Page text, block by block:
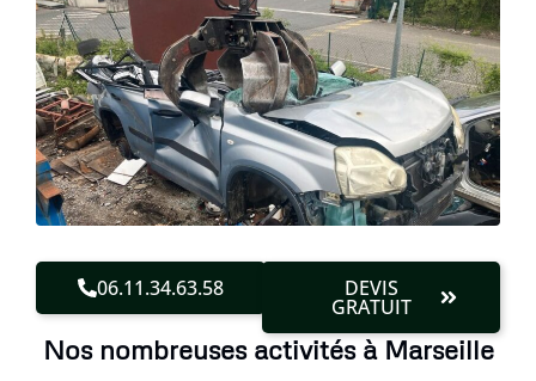
06.11.34.63.58 DEVIS
GRATUIT
Nos nombreuses activités à Marseille